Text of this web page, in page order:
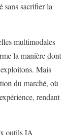
sans sacrifier la
multimodales
la manière dont
Mais
du marché, où
rendant
outils IA